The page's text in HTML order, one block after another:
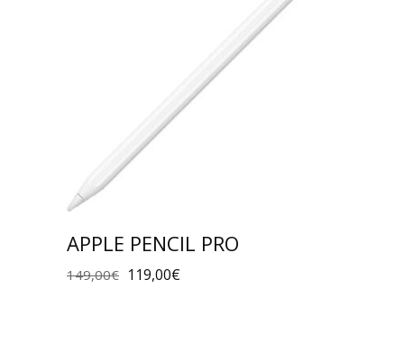
APPLE PENCIL PRO
149,00€ 119,00€